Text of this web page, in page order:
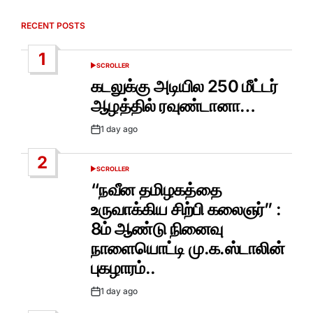
RECENT POSTS
1
POSTED
SCROLLER
கடலுக்கு அடியில 250 மீட்டர்
ஆழத்தில் ரவுண்டானா…
Post1 day ago
2
POSTED
SCROLLER
“நவீன தமிழகத்தை
உருவாக்கிய சிற்பி கலைஞர்” :
8ம் ஆண்டு நினைவு
நாளையொட்டி மு.க.ஸ்டாலின்
புகழாரம்..
Post1 day ago